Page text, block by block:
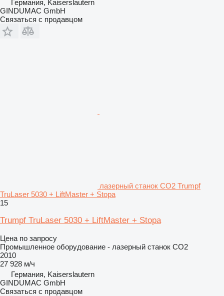
Германия, Kaiserslautern
GINDUMAC GmbH
Связаться с продавцом
лазерный станок CO2 Trumpf
TruLaser 5030 + LiftMaster + Stopa
15
Trumpf TruLaser 5030 + LiftMaster + Stopa
Цена по запросу
Промышленное оборудование - лазерный станок CO2
2010
27 928 м/ч
Германия, Kaiserslautern
GINDUMAC GmbH
Связаться с продавцом